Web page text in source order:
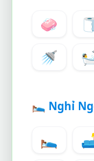
🧼
🚿
🛌 Nghỉ
🛌